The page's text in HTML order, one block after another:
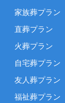
家族葬プラン
直葬プラン
火葬プラン
自宅葬プラン
友人葬プラン
福祉葬プラン